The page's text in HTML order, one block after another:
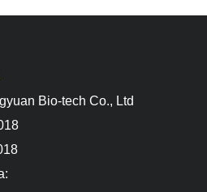
Bio-tech Co., Ltd